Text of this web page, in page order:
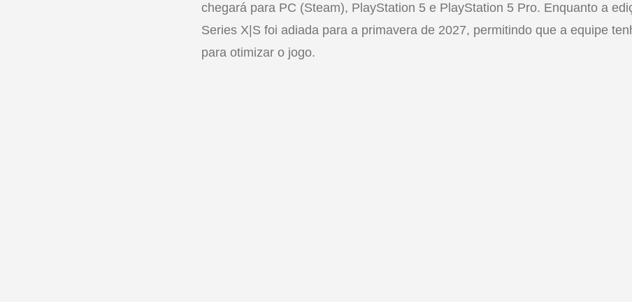
chegará para PC (Steam), PlayStation 5 e PlayStation 5 Pro. Enquanto a
Series X|S foi adiada para a primavera de 2027, permitindo que a equipe
para otimizar o jogo.